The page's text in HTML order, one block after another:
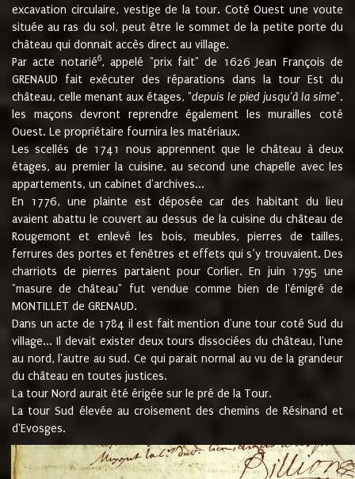
excavation circulaire, vestige de la tour. Coté Ouest une voute
située au ras du sol, peut être le sommet de la petite porte du
château qui donnait accès direct au village.
Par acte notarié6, appelé "prix fait" de 1626 Jean François de
GRENAUD fait exécuter des réparations dans la tour Est du
château, celle menant aux étages, "depuis le pied jusqu'à la sime".
les maçons devront reprendre également les murailles coté
Ouest. Le propriétaire fournira les matériaux.
Les scellés de 1741 nous apprennent que le château à deux
étages, au premier la cuisine, au second une chapelle avec les
appartements, un cabinet d'archives...
En 1776, une plainte est déposée car des habitant du lieu
avaient abattu le couvert au dessus de la cuisine du château de
Rougemont et enlevé les bois, meubles, pierres de tailles,
ferrures des portes et fenêtres et effets qui s’y trouvaient. Des
charriots de pierres partaient pour Corlier. En juin 1795 une
"masure de château" fut vendue comme bien de l'émigré de
MONTILLET de GRENAUD.
Dans un acte de 1784 il est fait mention d'une tour coté Sud du
village... Il devait exister deux tours dissociées du château, l'une
au nord, l'autre au sud. Ce qui parait normal au vu de la grandeur
du château en toutes justices.
La tour Nord aurait été érigée sur le pré de la Tour.
La tour Sud élevée au croisement des chemins de Résinand et
d'Evosges.